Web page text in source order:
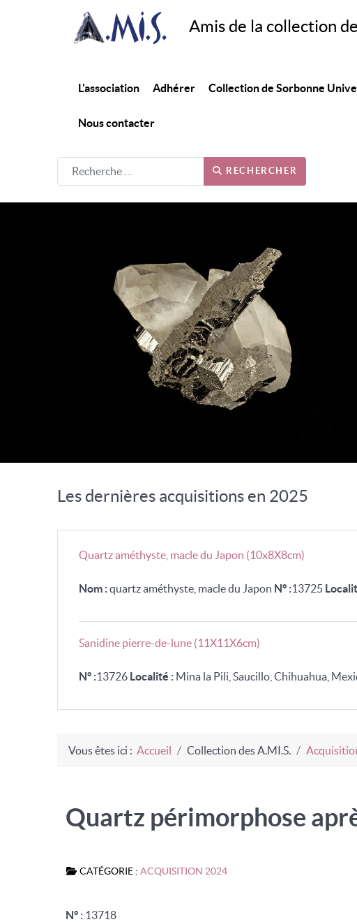
Amis de la collection
L'association Adhérer Collection de Sorbonne
Nous contacter
RECHERCHER
Les dernières acquisitions en 2025
Quartz améthyste, macle du Japon (10x8X8cm)
Nom :quartz améthyste, macle du Japon N° :13725
Sanidine pierre-de-lune (11X11X6cm)
N° :13726 Localité : Mina la Pili, Saucillo, Chihuahua,
Vous êtes ici : Accueil Collection des A.MI.S.
Quartz périmorphose
CATÉGORIE : ACQUISITION 2024
N° : 13718